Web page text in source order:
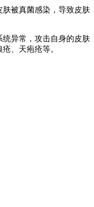
被真菌感染，导致皮肤
统异常，攻击自身的皮肤
、天疱疮等。